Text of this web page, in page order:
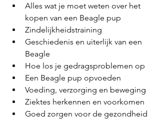
Alles wat je moet weten over het
kopen van een Beagle pup
Zindelijkheidstraining
Geschiedenis en uiterlijk van een
Beagle
Hoe los je gedragsproblemen op
Een Beagle pup opvoeden
Voeding, verzorging en beweging
Ziektes herkennen en voorkomen
Goed zorgen voor de gezondheid